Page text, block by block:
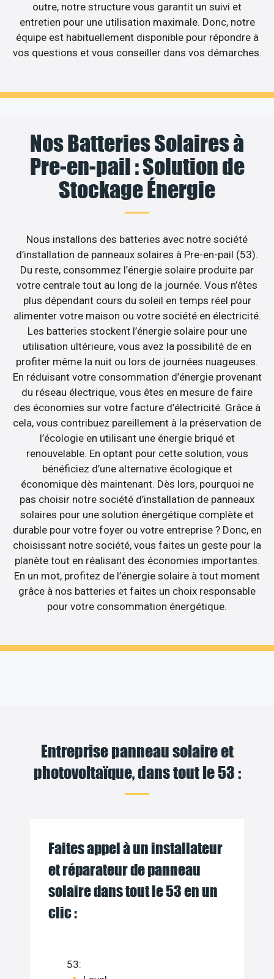
outre, notre structure vous garantit un suivi et
entretien pour une utilisation maximale. Donc, notre
équipe est habituellement disponible pour répondre à
vos questions et vous conseiller dans vos démarches.
Nos Batteries Solaires à
Pre-en-pail : Solution de
Stockage Énergie
Nous installons des batteries avec notre société
d’installation de panneaux solaires à Pre-en-pail (53).
Du reste, consommez l’énergie solaire produite par
votre centrale tout au long de la journée. Vous n’êtes
plus dépendant cours du soleil en temps réel pour
alimenter votre maison ou votre société en électricité.
Les batteries stockent l’énergie solaire pour une
utilisation ultérieure, vous avez la possibilité de en
profiter même la nuit ou lors de journées nuageuses.
En réduisant votre consommation d’énergie provenant
du réseau électrique, vous êtes en mesure de faire
des économies sur votre facture d’électricité. Grâce à
cela, vous contribuez pareillement à la préservation de
l’écologie en utilisant une énergie briqué et
renouvelable. En optant pour cette solution, vous
bénéficiez d’une alternative écologique et
économique dès maintenant. Dès lors, pourquoi ne
pas choisir notre société d’installation de panneaux
solaires pour une solution énergétique complète et
durable pour votre foyer ou votre entreprise ? Donc, en
choisissant notre société, vous faites un geste pour la
planète tout en réalisant des économies importantes.
En un mot, profitez de l’énergie solaire à tout moment
grâce à nos batteries et faites un choix responsable
pour votre consommation énergétique.
Entreprise panneau solaire et
photovoltaïque, dans tout le 53 :
Faites appel à un installateur
et réparateur de panneau
solaire dans tout le 53 en un
clic :
53: